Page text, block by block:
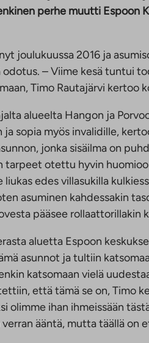
perhe muutti Espoon
joulukuussa 2016 ja
– Viime kesä tuntui
Timo Rautajärvi kertoo
alueelta Hangon ja
sopia myös invalidille,
jonka sisäilma on
tarpeet otettu hyvin
liukas edes villasukilla
asuminen kahdessakin
pääsee rollaattorillakin
aluetta Espoon
asunnot ja tultiin
katsomaan vielä
että tämä se on, Timo
olimme ihan ihmeissään
ääntä, mutta täällä on